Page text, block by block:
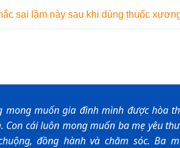
sai lầm này sau khi dùng thuốc
mong muốn gia đình mình được hòa
Con cái luôn mong muốn ba mẹ yêu
đồng hành và chăm sóc. Ba